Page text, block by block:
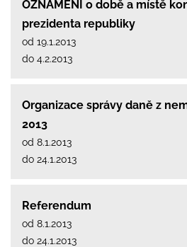
OZNÁMENÍ o době a místě
prezidenta republiky
od 19.1.2013
do 4.2.2013
Organizace správy daně z
2013
od 8.1.2013
do 24.1.2013
Referendum
od 8.1.2013
do 24.1.2013